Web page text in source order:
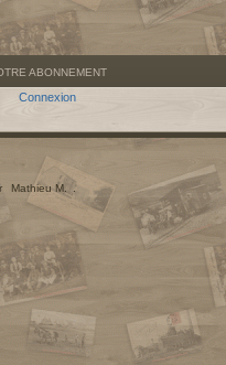
ABONNEMENT
Connexion
Mathieu M. .